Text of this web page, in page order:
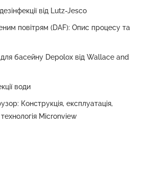
від Lutz-Jesco
повітрям (DAF): Опис процесу та
басейну Depolox від Wallace and
води
Конструкція, експлуатація,
Micronview